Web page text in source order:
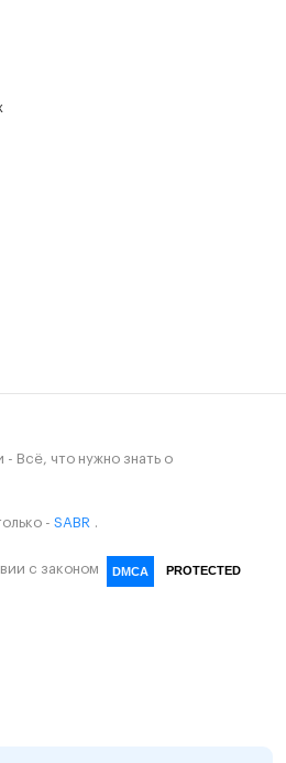
Всё, что нужно знать о
- SABR
с законом DMCA PROTECTED